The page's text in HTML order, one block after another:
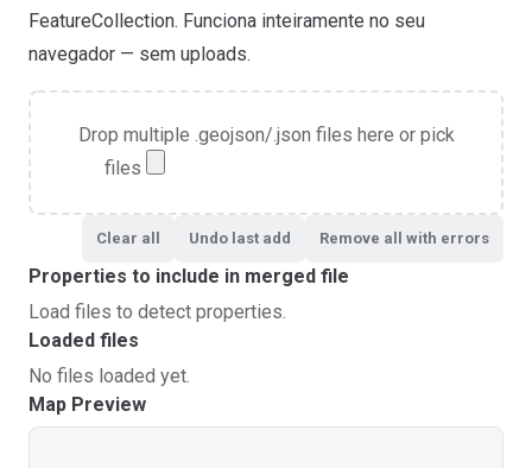
FeatureCollection. Funciona inteiramente no seu
navegador — sem uploads.
Drop multiple .geojson/.json files here or pick
files
Clear all Undo last add Remove all with errors
Properties to include in merged file
Load files to detect properties.
Loaded files
No files loaded yet.
Map Preview